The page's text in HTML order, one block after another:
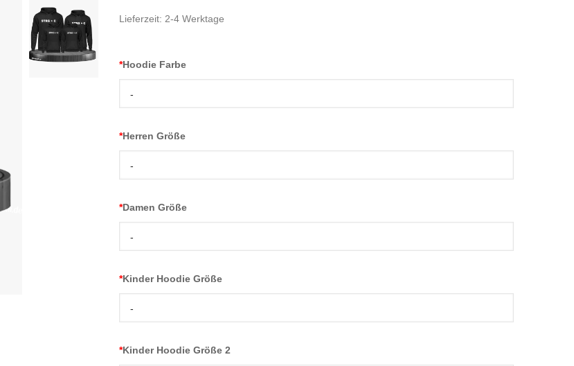
Lieferzeit: 2-4 Werktage
*Hoodie Farbe
-
*Herren Größe
-
*Damen Größe
-
*Kinder Hoodie Größe
-
*Kinder Hoodie Größe 2